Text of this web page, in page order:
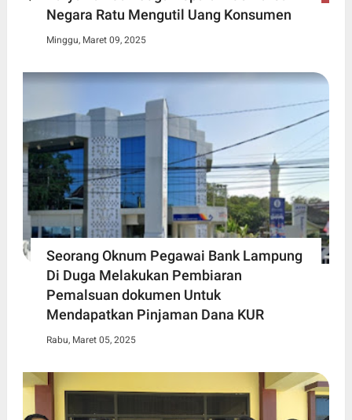
Negara Ratu Mengutil Uang Konsumen
Minggu, Maret 09, 2025
Seorang Oknum Pegawai Bank Lampung
Di Duga Melakukan Pembiaran
Pemalsuan dokumen Untuk
Mendapatkan Pinjaman Dana KUR
Rabu, Maret 05, 2025